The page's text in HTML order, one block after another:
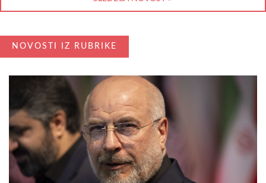
NOVOSTI IZ RUBRIKE